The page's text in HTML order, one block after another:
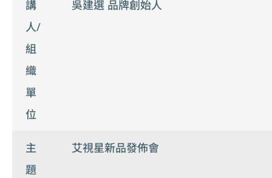
講
人/
組
織
單
位
吳建選 品牌創始人
主
題
艾視星新品發佈會